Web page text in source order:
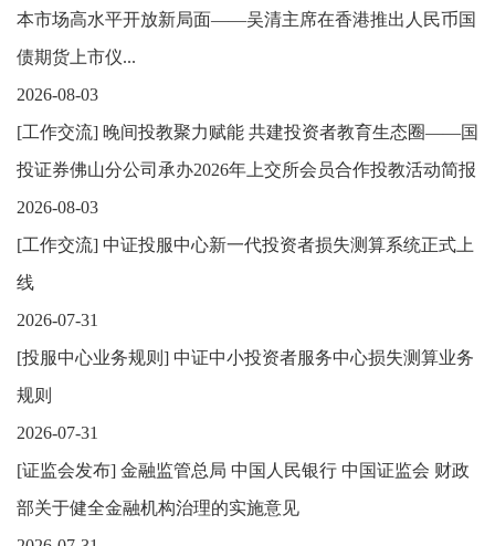
本市场高水平开放新局面——吴清主席在香港推出人民币国
债期货上市仪...
2026-08-03
[工作交流] 晚间投教聚力赋能 共建投资者教育生态圈——国
投证券佛山分公司承办2026年上交所会员合作投教活动简报
2026-08-03
[工作交流] 中证投服中心新一代投资者损失测算系统正式上
线
2026-07-31
[投服中心业务规则 ] 中证中小投资者服务中心损失测算业务
规则
2026-07-31
[证监会发布] 金融监管总局 中国人民银行 中国证监会 财政
部关于健全金融机构治理的实施意见